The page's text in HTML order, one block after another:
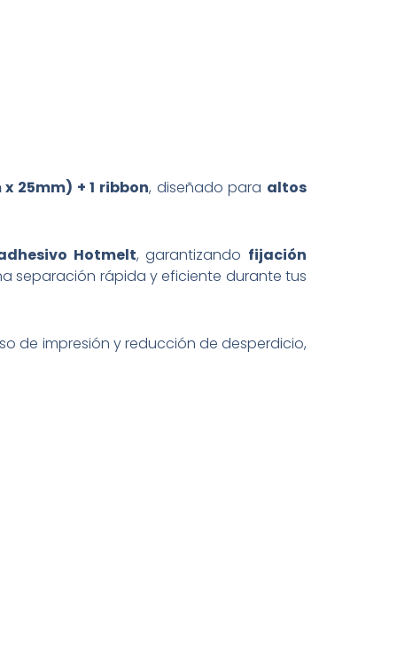
x
cantidad
25mm) + 1 ribbon, diseñado para altos
Hotmelt, garantizando fijación
separación rápida y eficiente durante tus
de impresión y reducción de desperdicio,